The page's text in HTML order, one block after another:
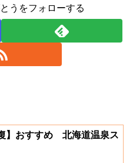
うをフォローする
】おすすめ 北海道温泉ス